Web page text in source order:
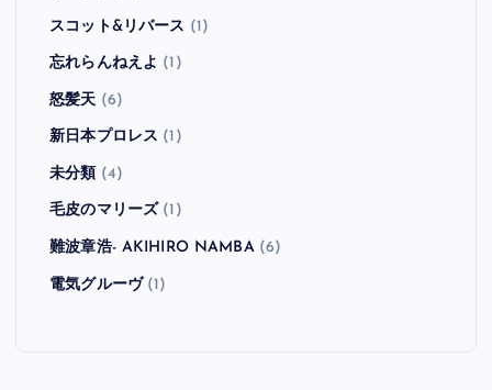
スコット&リバース (1)
忘れらんねえよ (1)
怒髪天 (6)
新日本プロレス (1)
未分類 (4)
毛皮のマリーズ (1)
難波章浩- AKIHIRO NAMBA(6)
電気グルーヴ(1)